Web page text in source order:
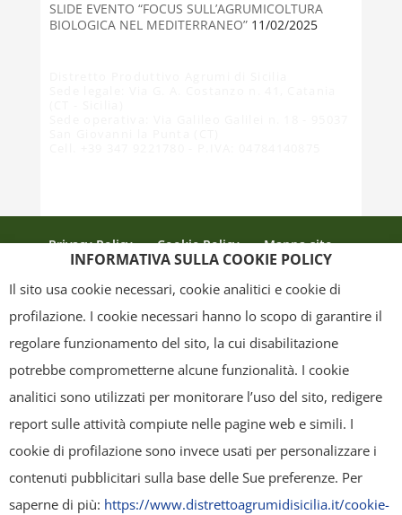
SLIDE EVENTO “FOCUS SULL’AGRUMICOLTURA
BIOLOGICA NEL MEDITERRANEO”11/02/2025
Privacy Policy Cookie Policy
Mappa sito
grafica ed il layout) sono di proprietà del "Distretto Produttivo Agrumi di
Sicilia" e tutelati dal diritto d’autore. È pertanto vietato copiarli,
pubblicarli, riscriverli, commercializzarli, distribuirli, anche soltanto in
parte. Tutti i documenti presenti su questo sito, disponibili gratuitamente
per il download, sono da intendere esclusivamente per uso personale.
INFORMATIVA SULLA COOKIE POLICY
Il sito usa cookie necessari, cookie analitici e cookie di
profilazione. I cookie necessari hanno lo scopo di garantire il
regolare funzionamento del sito, la cui disabilitazione
potrebbe comprometterne alcune funzionalità. I cookie
analitici sono utilizzati per monitorare l’uso del sito, redigere
report sulle attività compiute nelle pagine web e simili. I
cookie di profilazione sono invece usati per personalizzare i
contenuti pubblicitari sulla base delle Sue preferenze. Per
saperne di più: https://www.distrettoagrumidisicilia.it/cookie-